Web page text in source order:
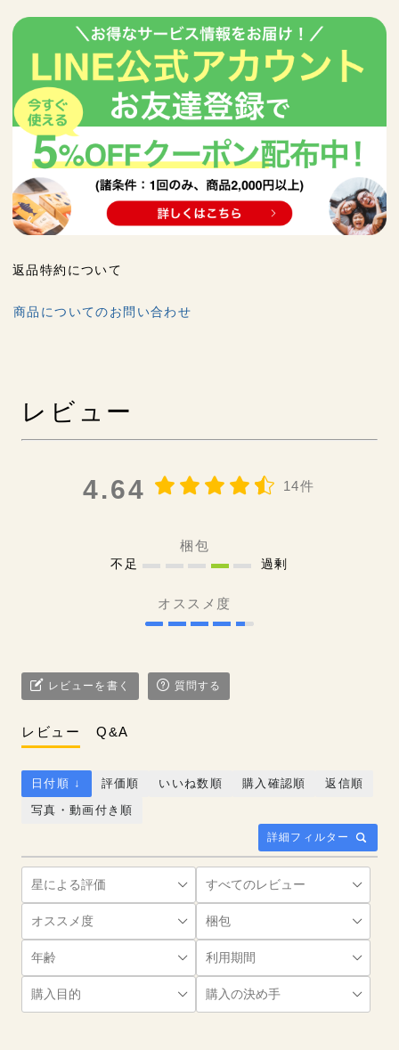
返品特約について
商品についてのお問い合わせ
レビュー
4.64 14件
梱包
不足 過剰
オススメ度
レビューを書く 質問する
レビュー Q&A
詳細フィルター
日付順 ↓ 評価順 いいね数順 購入確認順
返信順
写真・動画付き順